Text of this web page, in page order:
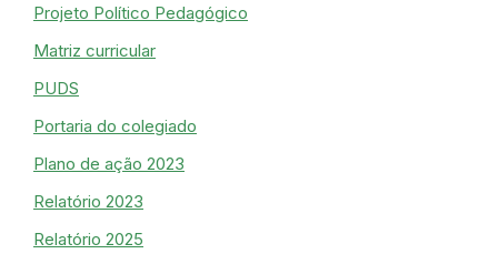
Projeto Político Pedagógico
Matriz curricular
PUDS
Portaria do colegiado
Plano de ação 2023
Relatório 2023
Relatório 2025